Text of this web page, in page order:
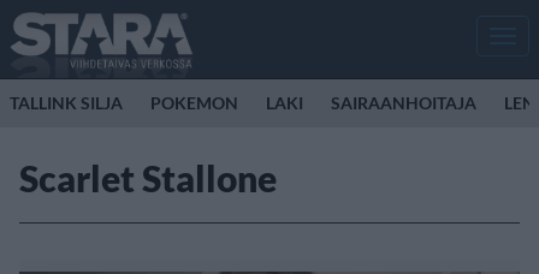
TALLINK SILJA POKEMON LAKI SAIRAANHOITAJA
Scarlet Stallone